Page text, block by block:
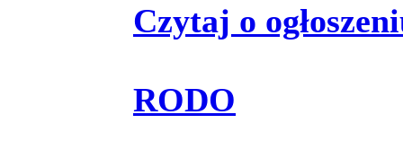
Czytaj o
RODO